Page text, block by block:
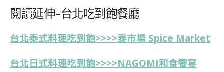
閱讀延伸-台北吃到飽餐廳
台北泰式料理吃到飽>>>>泰市場 Spice Market
台北日式料理吃到飽>>>>NAGOMI和食饗宴